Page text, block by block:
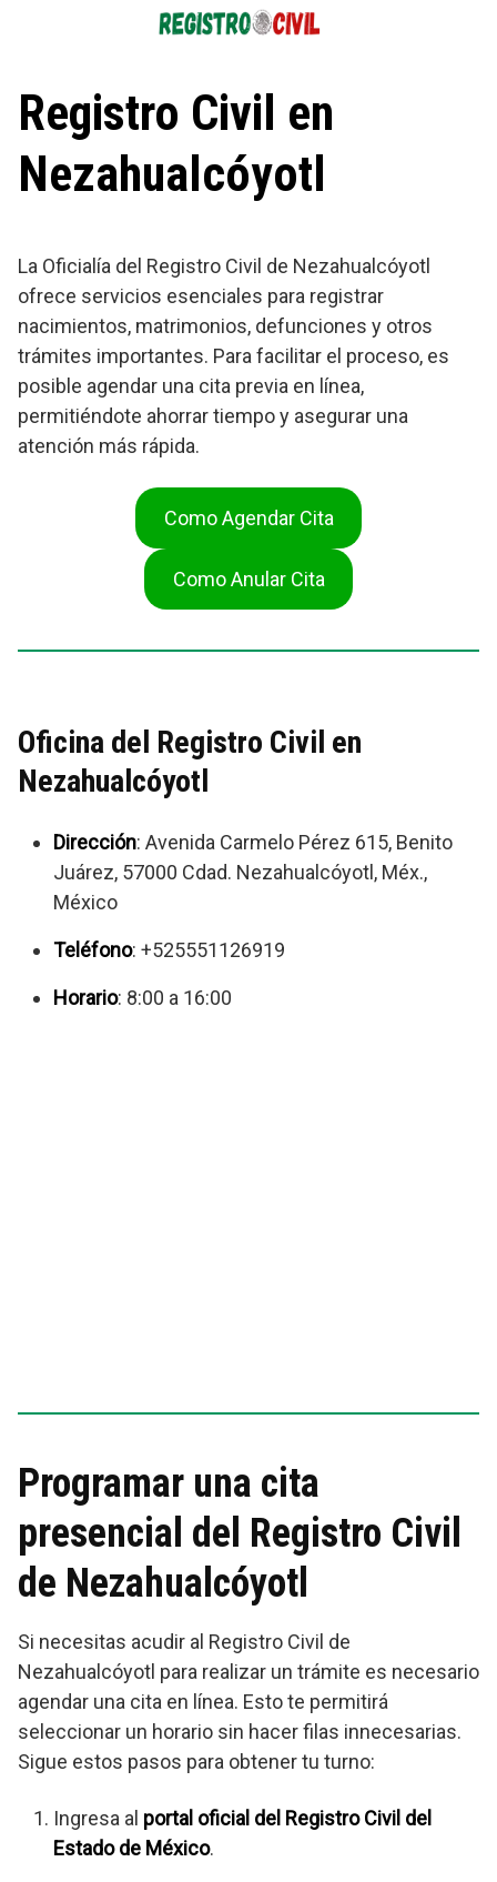
Registro Civil en
Nezahualcóyotl
La Oficialía del Registro Civil de Nezahualcóyotl
ofrece servicios esenciales para registrar
nacimientos, matrimonios, defunciones y otros
trámites importantes. Para facilitar el proceso, es
posible agendar una cita previa en línea,
permitiéndote ahorrar tiempo y asegurar una
atención más rápida.
Como Agendar Cita
Como Anular Cita
Oficina del Registro Civil en
Nezahualcóyotl
Dirección: Avenida Carmelo Pérez 615, Benito
Juárez, 57000 Cdad. Nezahualcóyotl, Méx.,
México
Teléfono: +525551126919
Horario: 8:00 a 16:00
Programar una cita
presencial del Registro Civil
de Nezahualcóyotl
Si necesitas acudir al Registro Civil de
Nezahualcóyotl para realizar un trámite es necesario
agendar una cita en línea. Esto te permitirá
seleccionar un horario sin hacer filas innecesarias.
Sigue estos pasos para obtener tu turno:
Ingresa al portal oficial del Registro Civil del
Estado de México.